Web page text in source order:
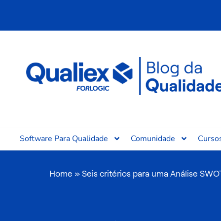
Software Para Qualidade Comunidade
Home »Seis critérios para uma Análise